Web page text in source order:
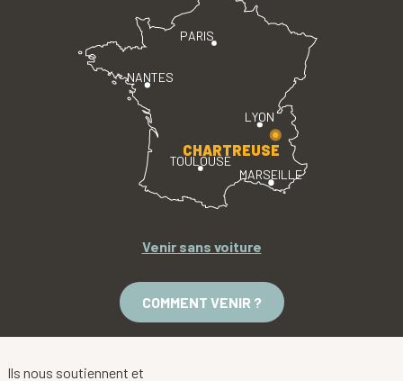
PARIS
LYON
TOULOUSE
MARSEILLE
NANTES
CHARTREUSE
Venir sans voiture
COMMENT VENIR ?
Ils nous soutiennent et